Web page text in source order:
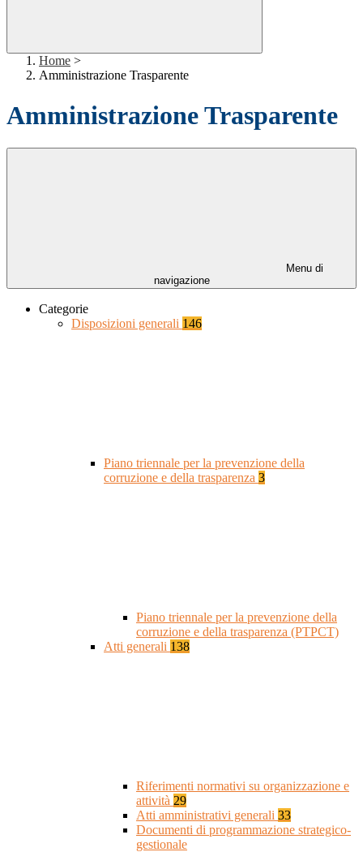
Home >
Amministrazione Trasparente
Amministrazione Trasparente
Menu di
navigazione
Categorie
Disposizioni generali 146
Piano triennale per la prevenzione della
corruzione e della trasparenza 3
Piano triennale per la prevenzione della
corruzione e della trasparenza (PTPCT)
Atti generali 138
Riferimenti normativi su organizzazione e
attività 29
Atti amministrativi generali 33
Documenti di programmazione strategico-
gestionale